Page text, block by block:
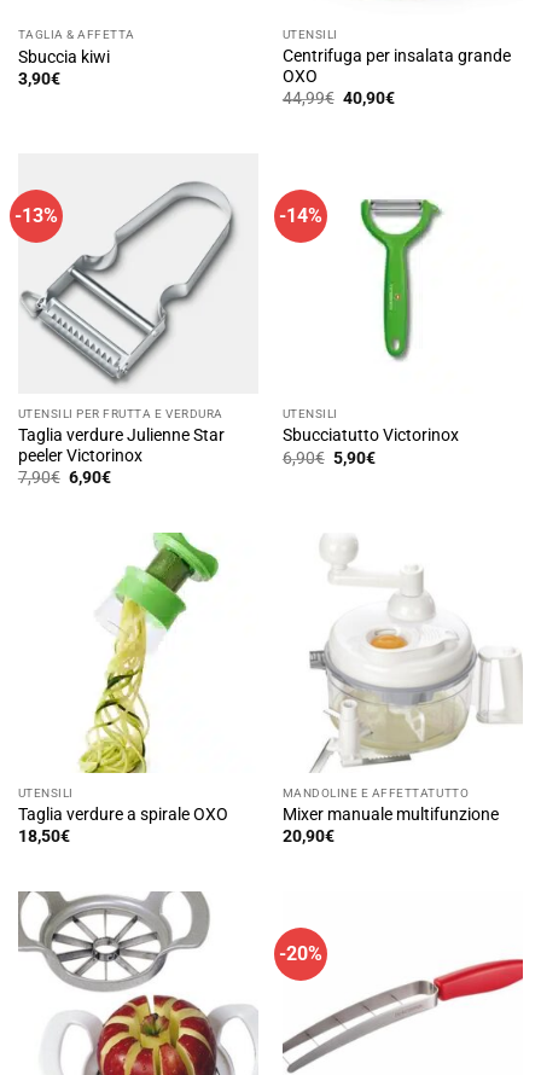
TAGLIA & AFFETTA
Sbuccia kiwi
3,90€
UTENSILI
Centrifuga per insalata grande
OXO
44,99€ Il
prezzo
40,90€Il
-13%
UTENSILI PER FRUTTA E VERDURA
Taglia verdure Julienne Star
peeler Victorinox
7,90€ Il
prezzo
6,90€Il
6,90€.
-14%
UTENSILI
Sbucciatutto Victorinox
6,90€ Il
prezzo
5,90€Il
UTENSILI
Taglia verdure a spirale OXO
18,50€
MANDOLINE E AFFETTATUTTO
Mixer manuale multifunzione
20,90€
-20%